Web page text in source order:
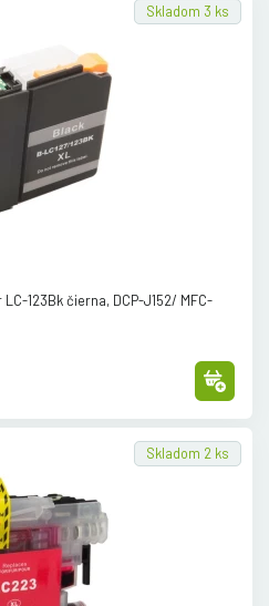
Skladom 3 ks
123Bk čierna, DCP-J152/ MFC-
Skladom 2 ks